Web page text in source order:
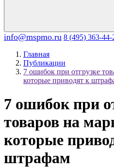
info@mspmo.ru 8 (495) 363-44-
Главная
Публикации
7 ошибок при отгрузке
которые приводят к
7 ошибок при
товаров на
которые
штрафам